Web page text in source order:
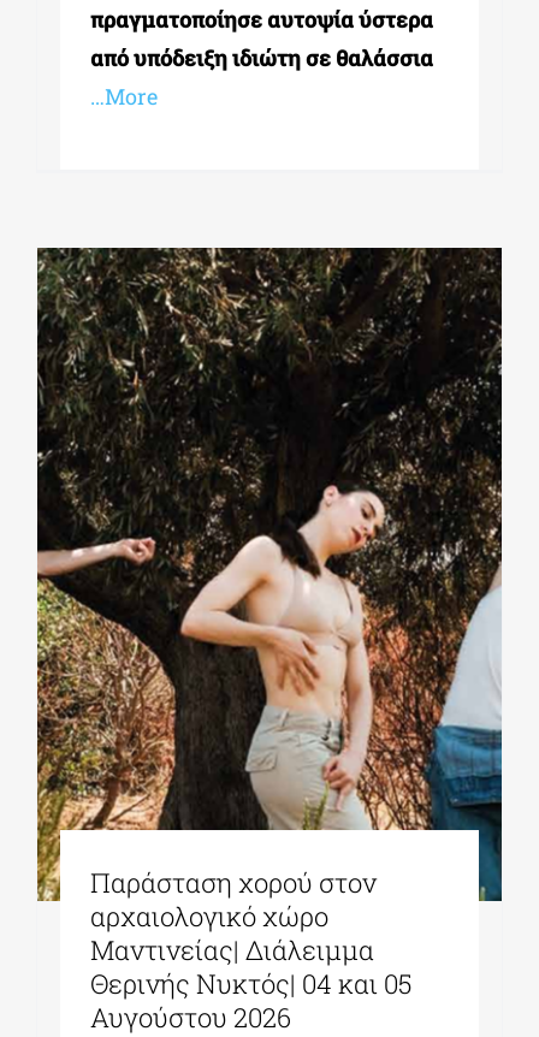
πραγματοποίησε αυτοψία ύστερα
από υπόδειξη ιδιώτη σε θαλάσσια
…More
Παράσταση χορού στον
αρχαιολογικό χώρο
Μαντινείας| Διάλειμμα
Θερινής Νυκτός| 04 και 05
Αυγούστου 2026